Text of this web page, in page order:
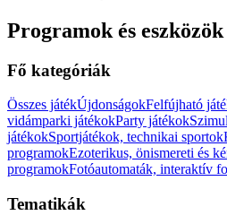
Programok és eszközök
Fő kategóriák
Összes játékÚjdonságokFelfújható
vidámparki játékokParty játékok
játékokSportjátékok, technikai sportok
programokEzoterikus, önismereti és
programokFotóautomaták, interaktív
Tematikák